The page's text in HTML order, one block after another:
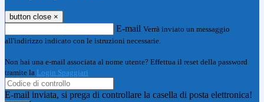
button close ×
E-mail Verrà inviato un messaggio
all'indirizzo indicato con le istruzioni necessarie.
Non hai una e-mail associata al nome utente? Effettua il reset della password
tramite la Login Spaggiari
E-mail inviata, si prega di controllare la casella di posta elettronica!